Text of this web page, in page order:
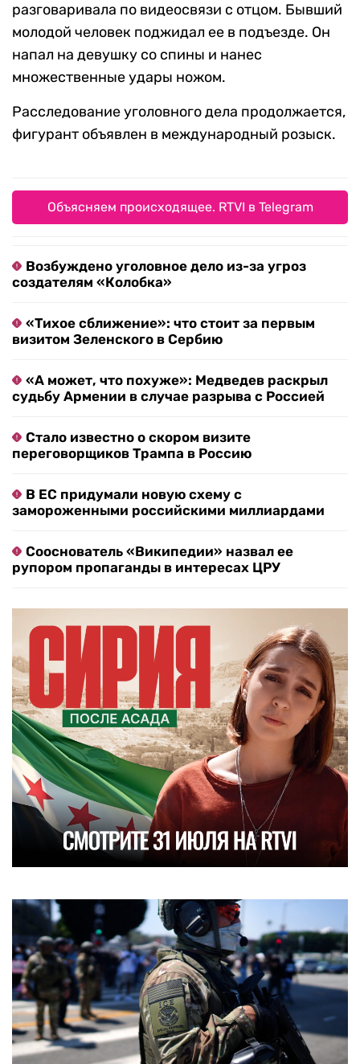
разговаривала по видеосвязи с отцом. Бывший
молодой человек поджидал ее в подъезде. Он
напал на девушку со спины и нанес
множественные удары ножом.
Расследование уголовного дела продолжается,
фигурант объявлен в международный розыск.
Объясняем происходящее. RTVI в Telegram
Возбуждено уголовное дело из-за угроз
создателям «Колобка»
«Тихое сближение»: что стоит за первым
визитом Зеленского в Сербию
«А может, что похуже»: Медведев раскрыл
судьбу Армении в случае разрыва с Россией
Стало известно о скором визите
переговорщиков Трампа в Россию
В ЕС придумали новую схему с
замороженными российскими миллиардами
Сооснователь «Википедии» назвал ее
рупором пропаганды в интересах ЦРУ